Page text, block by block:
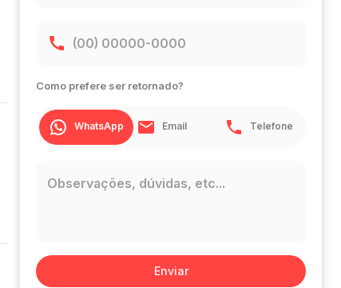
Como prefere ser retornado?
WhatsApp Email Telefone
Enviar